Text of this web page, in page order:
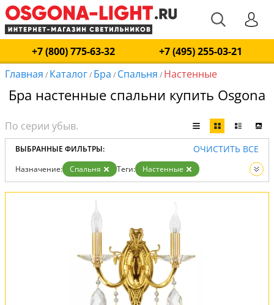
+7 (800) 775-63-32
+7 (495) 255-03-21
Главная / Каталог/ Бра / Спальня / Настенные
Бра настенные спальни купить Osgona
ВЫБРАННЫЕ ФИЛЬТРЫ: ОЧИСТИТЬ ВСЕ
Назначение: Спальня Теги:
Настенные
Вид:
Бра